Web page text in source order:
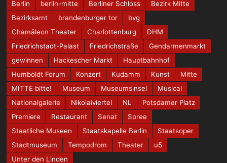
Berlin
berlin-mitte Berliner Schloss
Bezirk Mitte
Bezirksamt
brandenburger tor
bvg
Chamäleon Theater
Charlottenburg
DHM
Friedrichstadt-Palast
Friedrichstraße
Gendarmenmarkt
gewinnen
Hackescher Markt
Hauptbahnhof
Humboldt Forum
Konzert Kudamm Kunst
Mitte
MITTE bitte!
Museum Museumsinsel
Musical
Nationalgalerie
Nikolaiviertel NL
Potsdamer Platz
Premiere
Restaurant Senat
Spree
Staatliche Museen
Staatskapelle Berlin
Staatsoper
Stadtmuseum
Tempodrom Theater
u5
Unter den Linden